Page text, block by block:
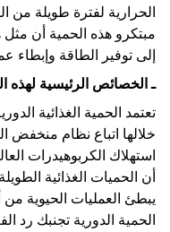
الحرارية لفترة طويلة
مبتكرو هذه الحمية أن
إلى توفير الطاقة وإبطاء
ـ الخصائص الرئيسية لهذه
تعتمد الحمية الغذائية
خلالها اتباع نظام منخفض
استهلاك الكربوهيدرات
أن الحميات الغذائية
يبطئ العمليات الحيوية من
الحمية الدورية تجنبك رد